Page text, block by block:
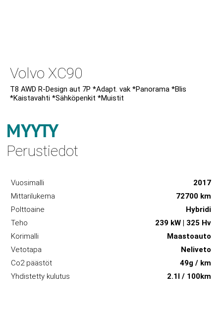
Volvo XC90
T8 AWD R-Design aut 7P *Adapt. vak *Panorama *Blis
*Kaistavahti *Sähköpenkit *Muistit
MYYTY
Perustiedot
Vuosimalli
2017
Mittarilukema
72700 km
Polttoaine
Hybridi
Teho
239 kW | 325 Hv
Korimalli
Maastoauto
Vetotapa
Neliveto
Co2 päästöt
49g / km
Yhdistetty kulutus
2.1l / 100km